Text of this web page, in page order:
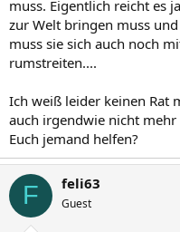
muss. Eigentlich reicht es
zur Welt bringen muss
muss sie sich auch noch
rumstreiten....
Ich weiß leider keinen Rat
auch irgendwie nicht
Euch jemand helfen?
F feli63
Guest